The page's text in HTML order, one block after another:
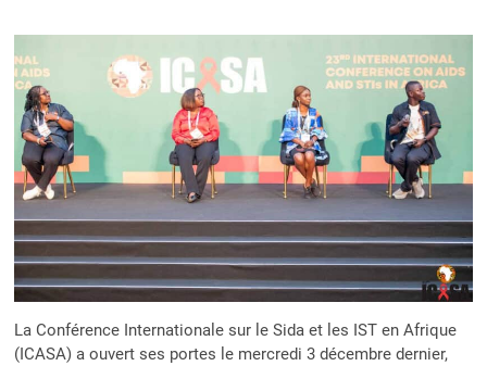
LUTTE
EFFICACE
La Conférence Internationale sur le Sida et les IST en Afrique
(ICASA) a ouvert ses portes le mercredi 3 décembre dernier,